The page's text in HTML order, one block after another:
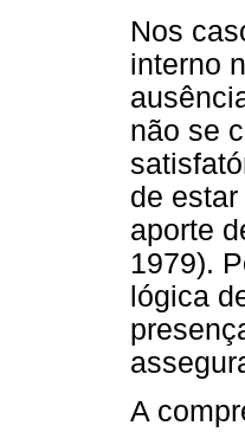
Nos
interno
não se
de
aporte
1979).
lógica
A